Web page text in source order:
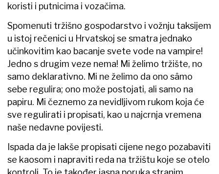
koristi i putnicima i vozačima.
Spomenuti tržišno gospodarstvo i vožnju taksijem
u istoj rečenici u Hrvatskoj se smatra jednako
učinkovitim kao bacanje svete vode na vampire!
Jedno s drugim veze nema! Mi želimo tržište, no
samo deklarativno. Mi ne želimo da ono sâmo
sebe regulira; ono može postojati, ali samo na
papiru. Mi čeznemo za nevidljivom rukom koja će
sve regulirati i propisati, kao u najcrnja vremena
naše nedavne povijesti.
Ispada da je lakše propisati cijene nego pozabaviti
se kaosom i napraviti reda na tržištu koje se otelo